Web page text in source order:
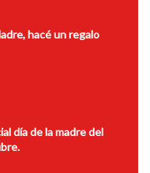
hacé un regalo
día de la madre del